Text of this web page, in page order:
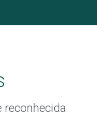
reconhecida